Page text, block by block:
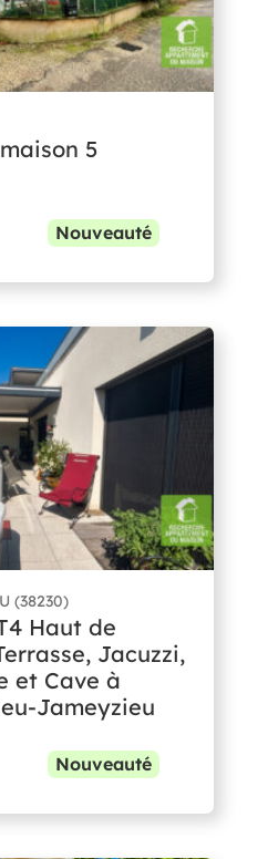
5
Nouveauté
(38230)
Haut de
Jacuzzi,
et Cave à
Jameyzieu
Nouveauté